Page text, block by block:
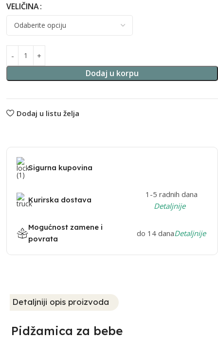
VELIČINA
Dodaj u korpu
Dodaj u listu želja
Sigurna kupovina
Kurirska dostava
1-5 radnih dana
Detaljnije
Mogućnost zamene i
povrata
do 14 danaDetaljnije
Detaljniji opis proizvoda
Pidžamica za bebe